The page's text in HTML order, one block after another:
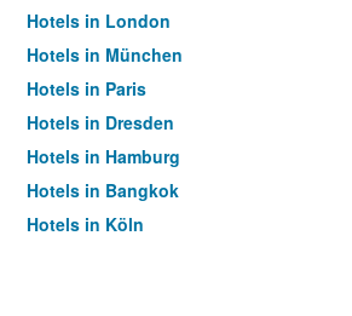
Hotels in London
Hotels in München
Hotels in Paris
Hotels in Dresden
Hotels in Hamburg
Hotels in Bangkok
Hotels in Köln